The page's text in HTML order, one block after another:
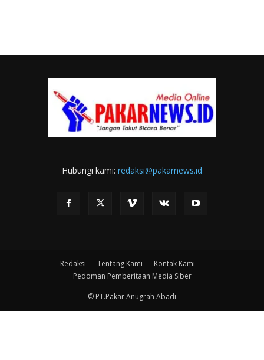
Hubungi kami: redaksi@pakarnews.id
Redaksi Tentang Kami
Kontak Kami
Pedoman Pemberitaan Media Siber
© PT.Pakar Anugrah Abadi